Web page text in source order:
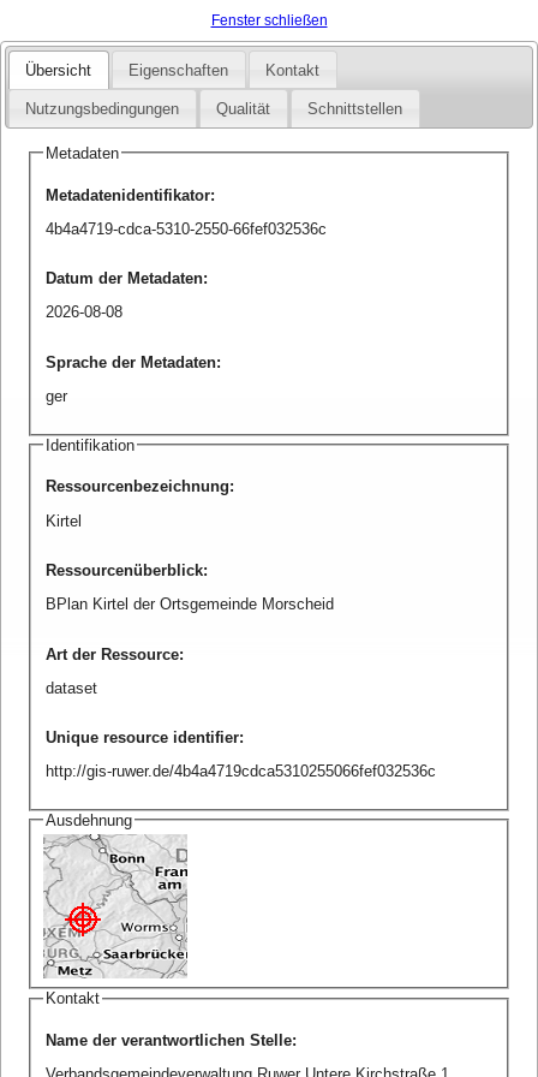
Fenster schließen
Übersicht Eigenschaften Kontakt
Nutzungsbedingungen Qualität Schnittstellen
Metadaten
Metadatenidentifikator:
4b4a4719-cdca-5310-2550-66fef032536c
Datum der Metadaten:
2026-08-08
Sprache der Metadaten:
ger
Identifikation
Ressourcenbezeichnung:
Kirtel
Ressourcenüberblick:
BPlan Kirtel der Ortsgemeinde Morscheid
Art der Ressource:
dataset
Unique resource identifier:
http://gis-ruwer.de/4b4a4719cdca5310255066fef032536c
Ausdehnung
Kontakt
Name der verantwortlichen Stelle: